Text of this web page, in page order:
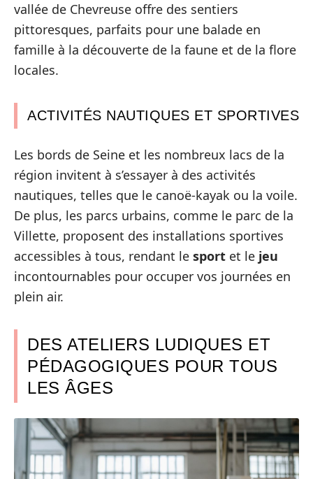
vallée de Chevreuse offre des sentiers
pittoresques, parfaits pour une balade en
famille à la découverte de la faune et de la flore
locales.
ACTIVITÉS NAUTIQUES ET SPORTIVES
Les bords de Seine et les nombreux lacs de la
région invitent à s’essayer à des activités
nautiques, telles que le canoë-kayak ou la voile.
De plus, les parcs urbains, comme le parc de la
Villette, proposent des installations sportives
accessibles à tous, rendant le sport et le jeu
incontournables pour occuper vos journées en
plein air.
DES ATELIERS LUDIQUES ET
PÉDAGOGIQUES POUR TOUS
LES ÂGES